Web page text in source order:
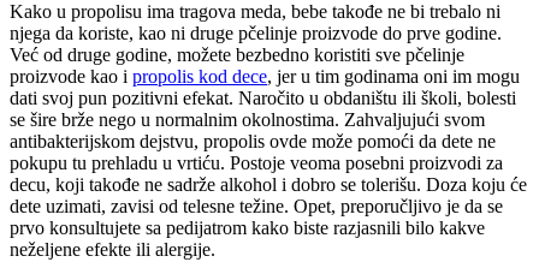
Kako u propolisu ima tragova meda, bebe takođe ne bi trebalo ni
njega da koriste, kao ni druge pčelinje proizvode do prve godine.
Već od druge godine, možete bezbedno koristiti sve pčelinje
proizvode kao i propolis kod dece, jer u tim godinama oni im mogu
dati svoj pun pozitivni efekat. Naročito u obdaništu ili školi, bolesti
se šire brže nego u normalnim okolnostima. Zahvaljujući svom
antibakterijskom dejstvu, propolis ovde može pomoći da dete ne
pokupu tu prehladu u vrtiću. Postoje veoma posebni proizvodi za
decu, koji takođe ne sadrže alkohol i dobro se tolerišu. Doza koju će
dete uzimati, zavisi od telesne težine. Opet, preporučljivo je da se
prvo konsultujete sa pedijatrom kako biste razjasnili bilo kakve
neželjene efekte ili alergije.